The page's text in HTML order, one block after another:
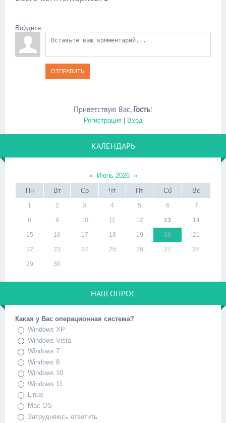
Войдите:
ОТПРАВИТЬ
Приветствую Вас, Гость!
Регистрация| Вход
КАЛЕНДАРЬ
« Июнь 2026 »
Пн
Вт Ср Чт Пт Сб Вс
1 2 3 4 5 6 7
8 9 10 11 12 13 14
15 16 17 18 19 20 21
22 23 24 25 26 27 28
29 30
НАШ ОПРОС
Какая у Вас операционная система?
Windows XP
Windows Vista
Windows 7
Windows 8
Windows 10
Windows 11
Linux
Mac OS
Затрудняюсь ответить